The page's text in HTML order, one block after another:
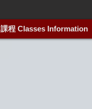
課程 Classes Information